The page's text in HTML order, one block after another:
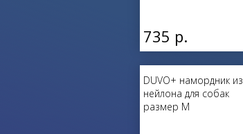
735 р.
DUVO+ намордник из
нейлона для собак
размер M